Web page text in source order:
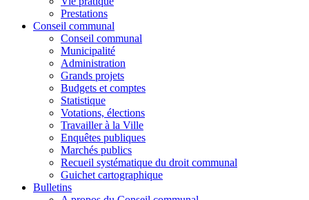
Prestations
Conseil communal
Conseil communal
Municipalité
Administration
Grands projets
Budgets et comptes
Statistique
Votations, élections
Travailler à la Ville
Enquêtes publiques
Marchés publics
Recueil systématique du droit communal
Guichet cartographique
Bulletins